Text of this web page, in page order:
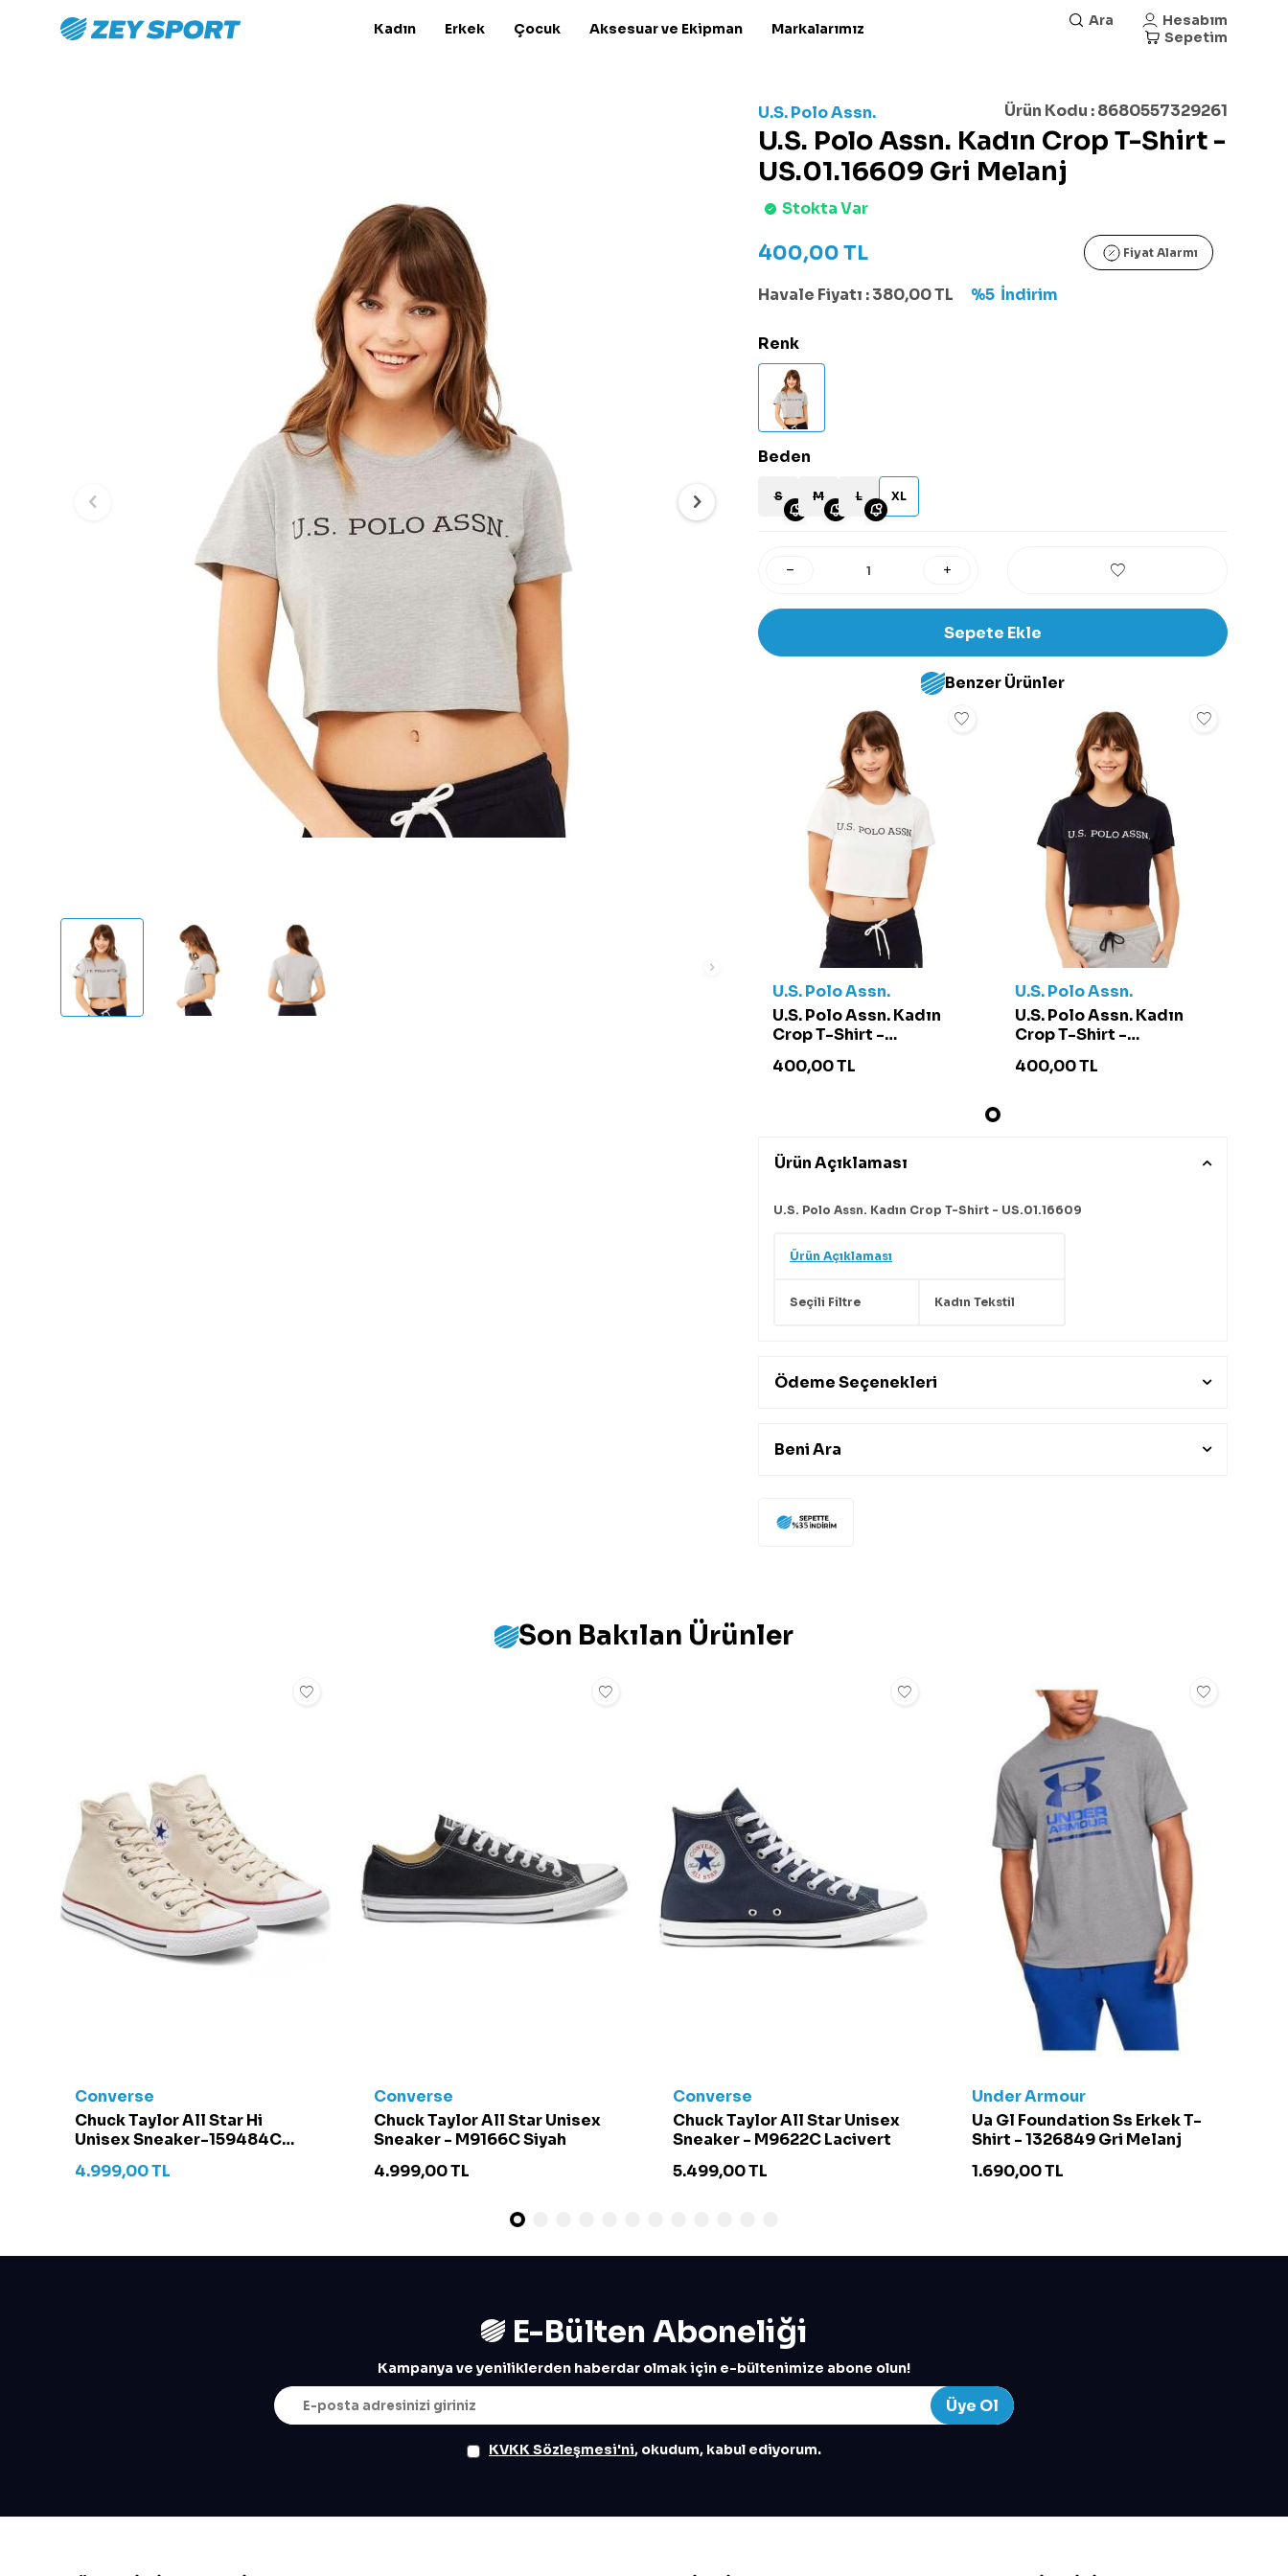
Kadın Erkek Çocuk Aksesuar ve Ekipman Markalarımız Ara
Hesabım
Sepetim
U.S. Polo Assn. Ürün Kodu :8680557329261
U.S. Polo Assn. Kadın Crop T-Shirt -
US.01.16609 Gri Melanj
Stokta Var
400,00TL Fiyat Alarmı
Havale Fiyatı :380,00TL %5 İndirim
Renk
Beden
S M L XL
Sepete Ekle
Benzer Ürünler
U.S. Polo Assn.
U.S. Polo Assn. Kadın
Crop T-Shirt -
400,00TL
U.S. Polo Assn.
U.S. Polo Assn. Kadın
Crop T-Shirt -
400,00TL
Ürün Açıklaması
U.S. Polo Assn. Kadın Crop T-Shirt - US.01.16609
Ürün Açıklaması
Seçili Filtre Kadın Tekstil
Ödeme Seçenekleri
Beni Ara
Son Bakılan Ürünler
Converse
Chuck Taylor All Star Hi
Unisex Sneaker-159484C
Krem
4.999,00TL
Converse
Chuck Taylor All Star Unisex
Sneaker - M9166C Siyah
4.999,00TL
Converse
Chuck Taylor All Star Unisex
Sneaker - M9622C Lacivert
5.499,00TL
Under Armour
Ua Gl Foundation Ss Erkek T-
Shirt - 1326849 Gri Melanj
1.690,00TL
E-Bülten Aboneliği
Kampanya ve yeniliklerden haberdar olmak için e-bültenimize abone olun!
Üye Ol
KVKK Sözleşmesi'ni, okudum, kabul ediyorum.